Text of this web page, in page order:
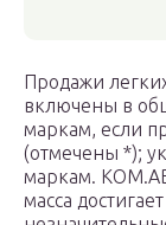
Продажи
включены в
маркам, если
(отмечены *);
маркам.
масса